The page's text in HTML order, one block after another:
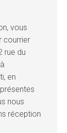
vous
courrier
rue du
en
nous
réception